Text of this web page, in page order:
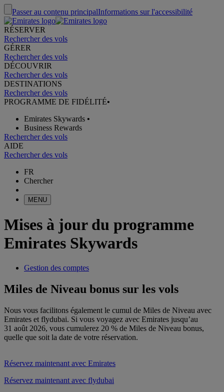
Passer au contenu principalInformations sur l'accessibilité
RÉSERVER
Rechercher des vols
GÉRER
Rechercher des vols
DÉCOUVRIR
Rechercher des vols
DESTINATIONS
Rechercher des vols
PROGRAMME DE FIDÉLITÉ•
Emirates Skywards •
Business Rewards
Rechercher des vols
AIDE
Rechercher des vols
FR
Chercher
MENU
Mises à jour du programme
Emirates Skywards
Gestion des comptes
Miles de Niveau bonus sur les vols
Nous vous facilitons également le cumul de Miles de Niveau avec
Emirates et flydubai. Si vous voyagez avec Emirates jusqu’au
31 août 2026, vous cumulerez 20 % de Miles de Niveau bonus,
quelle que soit la date de votre réservation.
Réservez maintenant avec Emirates
Réservez maintenant avec flydubai